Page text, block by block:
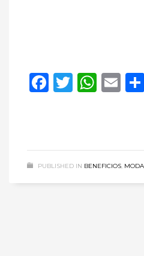
Facebook
Twitter
PUBLISHED IN BENEFICIOS, MODA